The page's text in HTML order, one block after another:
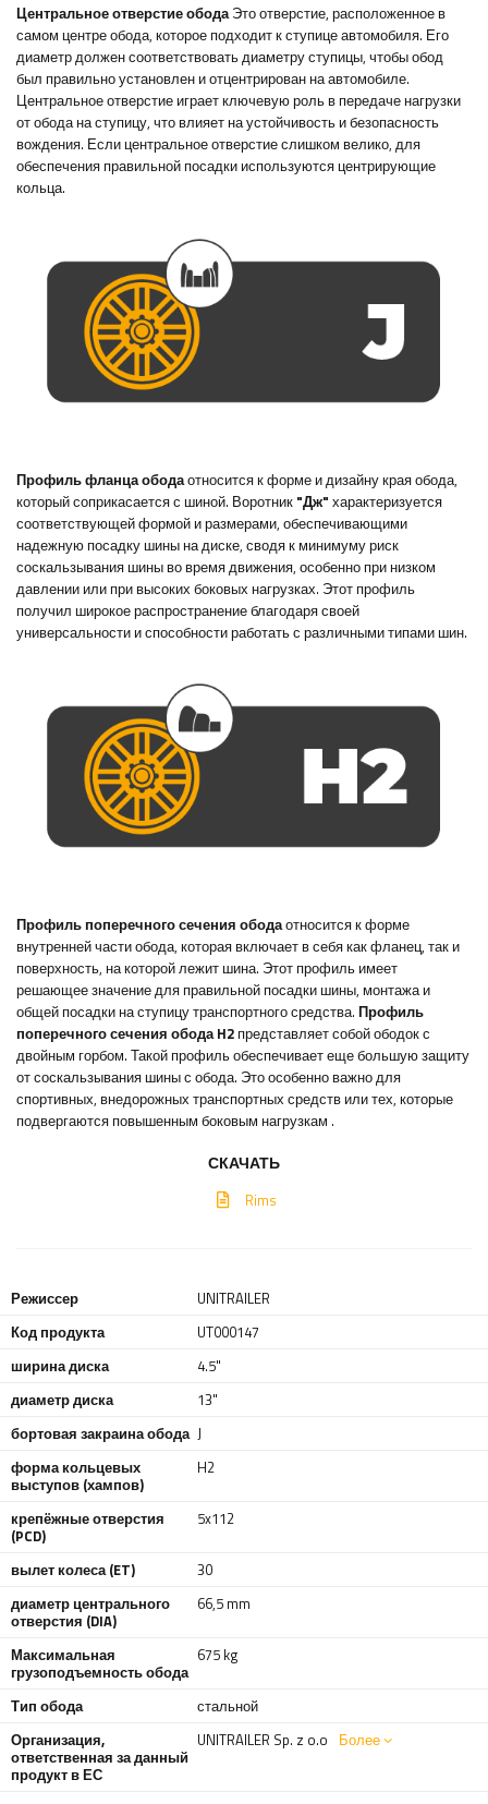
Центральное отверстие обода Это отверстие, расположенное в
самом центре обода, которое подходит к ступице автомобиля. Его
диаметр должен соответствовать диаметру ступицы, чтобы обод
был правильно установлен и отцентрирован на автомобиле.
Центральное отверстие играет ключевую роль в передаче нагрузки
от обода на ступицу, что влияет на устойчивость и безопасность
вождения. Если центральное отверстие слишком велико, для
обеспечения правильной посадки используются центрирующие
кольца.
Профиль фланца ободаотносится к форме и дизайну края обода,
который соприкасается с шиной. Воротник "Дж" характеризуется
соответствующей формой и размерами, обеспечивающими
надежную посадку шины на диске, сводя к минимуму риск
соскальзывания шины во время движения, особенно при низком
давлении или при высоких боковых нагрузках. Этот профиль
получил широкое распространение благодаря своей
универсальности и способности работать с различными типами шин.
Профиль поперечного сечения ободаотносится к форме
внутренней части обода, которая включает в себя как фланец, так и
поверхность, на которой лежит шина. Этот профиль имеет
решающее значение для правильной посадки шины, монтажа и
общей посадки на ступицу транспортного средства. Профиль
поперечного сечения обода H2 представляет собой ободок с
двойным горбом. Такой профиль обеспечивает еще большую защиту
от соскальзывания шины с обода. Это особенно важно для
спортивных, внедорожных транспортных средств или тех, которые
подвергаются повышенным боковым нагрузкам .
СКАЧАТЬ
Rims
Режиссер
UNITRAILER
Код продукта
UT000147
ширина диска
4.5"
диаметр диска
13"
бортовая закраина обода J
форма кольцевых
выступов (хампов)
H2
крепёжные отверстия
(PCD)
5x112
вылет колеса (ET)
30
диаметр центрального
отверстия (DIA)
66,5 mm
Максимальная
грузоподъемность обода
675 kg
Тип обода
стальной
Организация,
ответственная за данный
продукт в ЕС
UNITRAILER Sp. z o.o Более